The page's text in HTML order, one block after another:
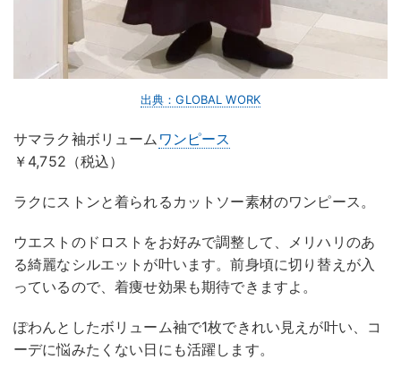
出典：GLOBAL WORK
サマラク袖ボリューム ワンピース
￥4,752（税込）
ラクにストンと着られるカットソー素材のワンピース。
ウエストのドロストをお好みで調整して、メリハリのあ
る綺麗なシルエットが叶います。前身頃に切り替えが入
っているので、着痩せ効果も期待できますよ。
ぽわんとしたボリューム袖で1枚できれい見えが叶い、コ
ーデに悩みたくない日にも活躍します。